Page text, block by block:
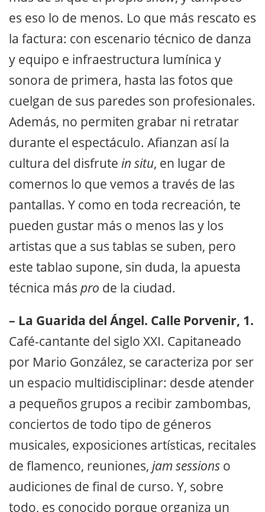
es eso lo de menos. Lo que más rescato es
la factura: con escenario técnico de danza
y equipo e infraestructura lumínica y
sonora de primera, hasta las fotos que
cuelgan de sus paredes son profesionales.
Además, no permiten grabar ni retratar
durante el espectáculo. Afianzan así la
cultura del disfrute in situ, en lugar de
comernos lo que vemos a través de las
pantallas. Y como en toda recreación, te
pueden gustar más o menos las y los
artistas que a sus tablas se suben, pero
este tablao supone, sin duda, la apuesta
técnica más pro de la ciudad.
– La Guarida del Ángel. Calle Porvenir, 1.
Café-cantante del siglo XXI. Capitaneado
por Mario González, se caracteriza por ser
un espacio multidisciplinar: desde atender
a pequeños grupos a recibir zambombas,
conciertos de todo tipo de géneros
musicales, exposiciones artísticas, recitales
de flamenco, reuniones, jam sessions o
audiciones de final de curso. Y, sobre
todo, es conocido porque organiza un